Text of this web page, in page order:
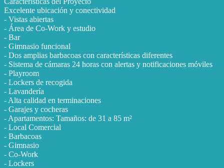
Excelente ubicación y conectividad
- Vistas abiertas
- Área de Co-Work y estudio
- Bar
- Gimnasio funcional
- Dos amplias barbacoas con características diferentes
- Sistema de cámaras 24 horas con alertas y notificaciones móviles
- Playroom
- Lockers de recogida
- Lavandería
- Alta calidad en terminaciones
- Garajes y cocheras
- Apartamentos: Tamaños: de 31 a 85 m²
- Local Comercial
- Barbacoas
- Gimnasio
- Co-Work
- Lockers